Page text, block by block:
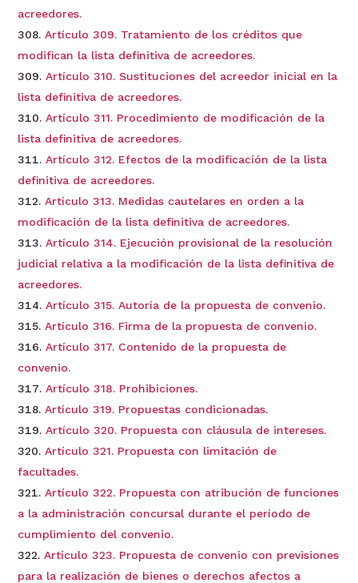
acreedores.
Artículo 309. Tratamiento de los créditos que
modifican la lista definitiva de acreedores.
Artículo 310. Sustituciones del acreedor inicial en la
lista definitiva de acreedores.
Artículo 311. Procedimiento de modificación de la
lista definitiva de acreedores.
Artículo 312. Efectos de la modificación de la lista
definitiva de acreedores.
Artículo 313. Medidas cautelares en orden a la
modificación de la lista definitiva de acreedores.
Artículo 314. Ejecución provisional de la resolución
judicial relativa a la modificación de la lista definitiva de
acreedores.
Artículo 315. Autoría de la propuesta de convenio.
Artículo 316. Firma de la propuesta de convenio.
Artículo 317. Contenido de la propuesta de
convenio.
Artículo 318. Prohibiciones.
Artículo 319. Propuestas condicionadas.
Artículo 320. Propuesta con cláusula de intereses.
Artículo 321. Propuesta con limitación de
facultades.
Artículo 322. Propuesta con atribución de funciones
a la administración concursal durante el período de
cumplimiento del convenio.
Artículo 323. Propuesta de convenio con previsiones
para la realización de bienes o derechos afectos a